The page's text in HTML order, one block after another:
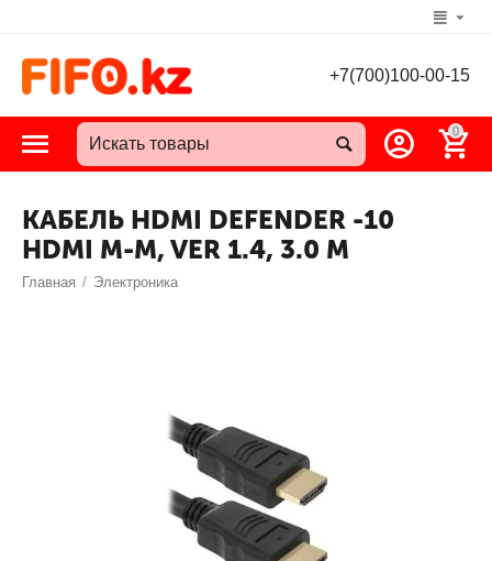
+7(700)100-00-15
0
КАБЕЛЬ HDMI DEFENDER -10
HDMI M-M, VER 1.4, 3.0 М
Главная / Электроника